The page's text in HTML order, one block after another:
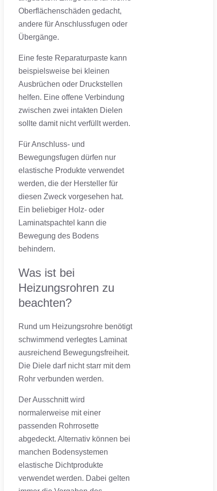
Oberflächenschäden gedacht,
andere für Anschlussfugen oder
Übergänge.
Eine feste Reparaturpaste kann
beispielsweise bei kleinen
Ausbrüchen oder Druckstellen
helfen. Eine offene Verbindung
zwischen zwei intakten Dielen
sollte damit nicht verfüllt werden.
Für Anschluss- und
Bewegungsfugen dürfen nur
elastische Produkte verwendet
werden, die der Hersteller für
diesen Zweck vorgesehen hat.
Ein beliebiger Holz- oder
Laminatspachtel kann die
Bewegung des Bodens
behindern.
Was ist bei
Heizungsrohren zu
beachten?
Rund um Heizungsrohre benötigt
schwimmend verlegtes Laminat
ausreichend Bewegungsfreiheit.
Die Diele darf nicht starr mit dem
Rohr verbunden werden.
Der Ausschnitt wird
normalerweise mit einer
passenden Rohrrosette
abgedeckt. Alternativ können bei
manchen Bodensystemen
elastische Dichtprodukte
verwendet werden. Dabei gelten